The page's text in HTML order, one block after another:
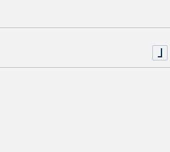
OVB Zvolen